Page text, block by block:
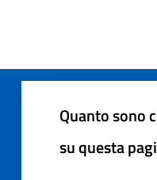
Quanto sono
su questa